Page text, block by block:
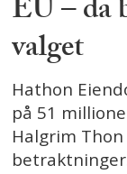
EU – da
valget
Hathon
på 51
Halgrim